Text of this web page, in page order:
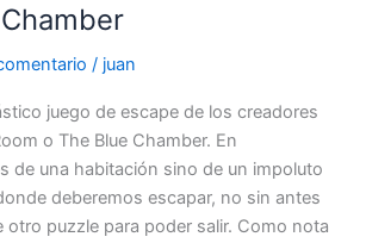
/ juan
juego de escape de los creadores
o The Blue Chamber. En
de una habitación sino de un impoluto
deberemos escapar, no sin antes
otro puzzle para poder salir. Como nota